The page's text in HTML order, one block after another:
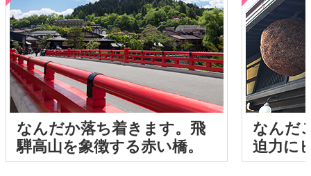
なんだか落ち着きます。飛
騨高山を象徴する赤い橋。
なんだ
迫力に